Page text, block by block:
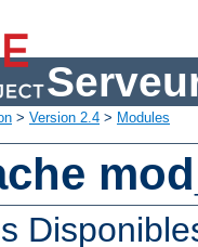
> Version 2.4 > Modules